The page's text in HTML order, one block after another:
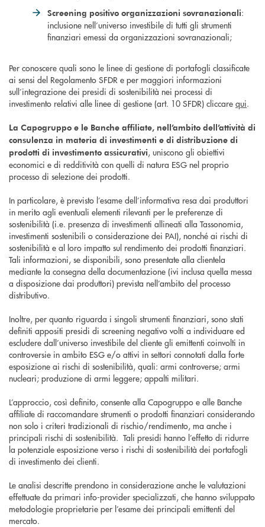
Screening positivo organizzazioni sovranazionali:
inclusione nell’universo investibile di tutti gli strumenti
finanziari emessi da organizzazioni sovranazionali;
Per conoscere quali sono le linee di gestione di portafogli classificate
ai sensi del Regolamento SFDR e per maggiori informazioni
sull’integrazione dei presidi di sostenibilità nei processi di
investimento relativi alle linee di gestione (art. 10 SFDR) cliccare qui.
La Capogruppo e le Banche affiliate, nell’ambito dell’attività di
consulenza in materia di investimenti e di distribuzione di
prodotti di investimento assicurativi, uniscono gli obiettivi
economici e di redditività con quelli di natura ESG nel proprio
processo di selezione dei prodotti.
In particolare, è previsto l’esame dell’informativa resa dai produttori
in merito agli eventuali elementi rilevanti per le preferenze di
sostenibilità (i.e. presenza di investimenti allineati alla Tassonomia,
investimenti sostenibili o considerazione dei PAI), nonché ai rischi di
sostenibilità e al loro impatto sul rendimento dei prodotti finanziari.
Tali informazioni, se disponibili, sono presentate alla clientela
mediante la consegna della documentazione (ivi inclusa quella messa
a disposizione dai produttori) prevista nell’ambito del processo
distributivo.
Inoltre, per quanto riguarda i singoli strumenti finanziari, sono stati
definiti appositi presidi di screening negativo volti a individuare ed
escludere dall’universo investibile del cliente gli emittenti coinvolti in
controversie in ambito ESG e/o attivi in settori connotati dalla forte
esposizione ai rischi di sostenibilità, quali: armi controverse; armi
nucleari; produzione di armi leggere; appalti militari.
L’approccio, così definito, consente alla Capogruppo e alle Banche
affiliate di raccomandare strumenti o prodotti finanziari considerando
non solo i criteri tradizionali di rischio/rendimento, ma anche i
principali rischi di sostenibilità. Tali presidi hanno l’effetto di ridurre
la potenziale esposizione verso i rischi di sostenibilità dei portafogli
di investimento dei clienti.
Le analisi descritte prendono in considerazione anche le valutazioni
effettuate da primari info-provider specializzati, che hanno sviluppato
metodologie proprietarie per l’esame dei principali emittenti del
mercato.